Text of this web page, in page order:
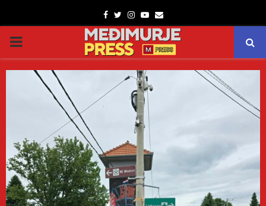
Facebook
TwitterInstagram
Youtube
Email
PRIMARY
MENU